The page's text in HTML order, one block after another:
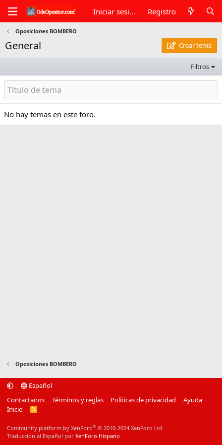
Iniciar sesión Registro
Oposiciones BOMBERO
General Crear tema
Filtros
No hay temas en este foro.
Oposiciones BOMBERO
Español
Contactanos
Términos y reglas Politicas de privacidad
Ayuda
Inicio
R
Community platform by XenForo® © 2010-2024 XenForo Ltd.
Traducción al Español por XenForo Hispano